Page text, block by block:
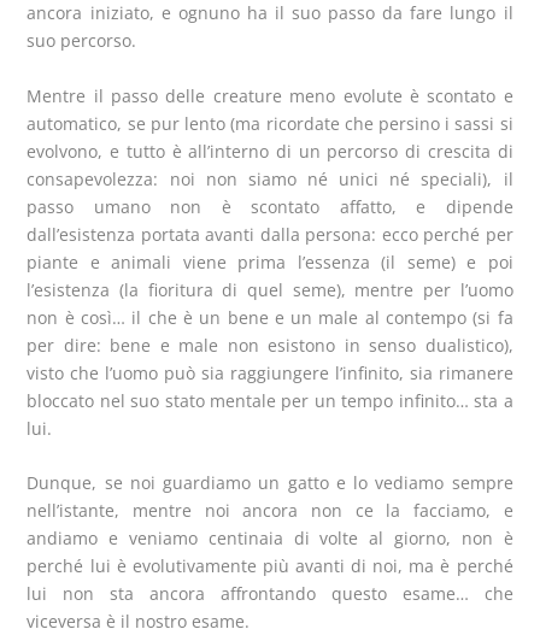
ancora iniziato, e ognuno ha il suo passo da fare lungo il
suo percorso.
Mentre il passo delle creature meno evolute è scontato e
automatico, se pur lento (ma ricordate che persino i sassi si
evolvono, e tutto è all’interno di un percorso di crescita di
consapevolezza: noi non siamo né unici né speciali), il
passo umano non è scontato affatto, e dipende
dall’esistenza portata avanti dalla persona: ecco perché per
piante e animali viene prima l’essenza (il seme) e poi
l’esistenza (la fioritura di quel seme), mentre per l’uomo
non è così… il che è un bene e un male al contempo (si fa
per dire: bene e male non esistono in senso dualistico),
visto che l’uomo può sia raggiungere l’infinito, sia rimanere
bloccato nel suo stato mentale per un tempo infinito… sta a
lui.
Dunque, se noi guardiamo un gatto e lo vediamo sempre
nell’istante, mentre noi ancora non ce la facciamo, e
andiamo e veniamo centinaia di volte al giorno, non è
perché lui è evolutivamente più avanti di noi, ma è perché
lui non sta ancora affrontando questo esame… che
viceversa è il nostro esame.